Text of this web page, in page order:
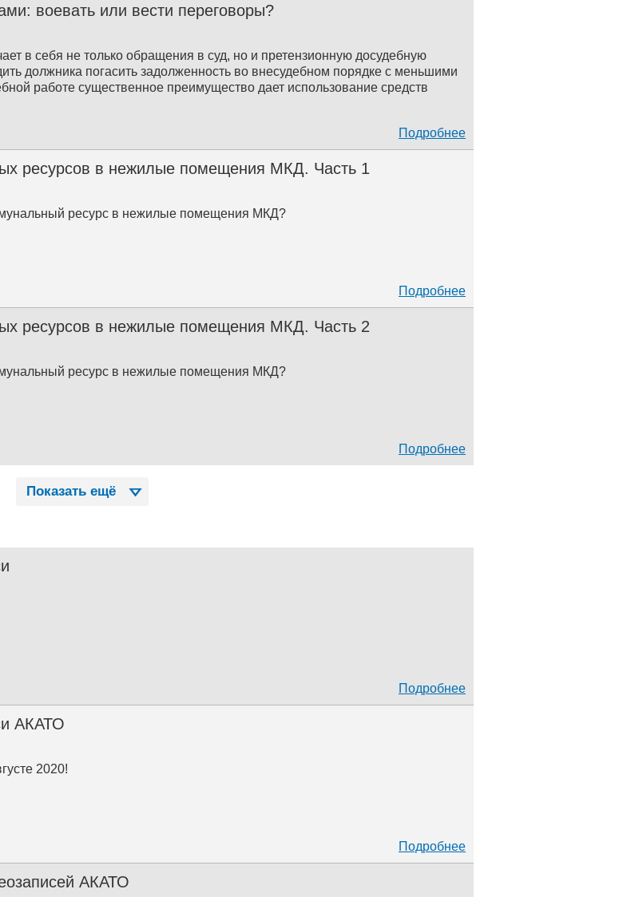
воевать или вести переговоры?
в себя не только обращения в суд, но и претензионную досудебную
должника погасить задолженность во внесудебном порядке с меньшими
работе существенное преимущество дает использование средств
Подробнее
ресурсов в нежилые помещения МКД. Часть 1
ресурс в нежилые помещения МКД?
Подробнее
ресурсов в нежилые помещения МКД. Часть 2
ресурс в нежилые помещения МКД?
Подробнее
Показать ещё
Подробнее
АКАТО
2020!
Подробнее
АКАТО